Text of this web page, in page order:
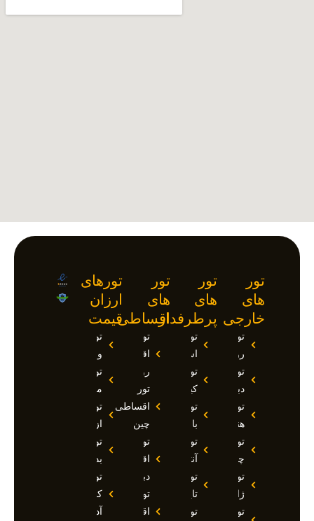
تور
های
خارجی
تور
روسیه
تور
دبی
تور
هند
تور
چین
تور
ژاپن
تور
تور
های
پرطرفدار
تور
استانبول
تور
کیش
تور
بالی
تور
آنتالیا
تور
تایلند
تور
تور
های
اقساطی
تور
اقساطی
روسیه
تور
اقساطی
چین
تور
اقساطی
دبی
تور
اقساطی
تورهای
ارزان
قیمت
تور
وان
تور
مارماریس
تور
ازمیر
تور
بدروم
تور
کوش
آداسی